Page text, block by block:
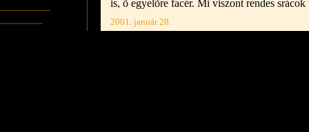
is, õ egyelõre facér. Mi viszont rendes
2001. január 28.